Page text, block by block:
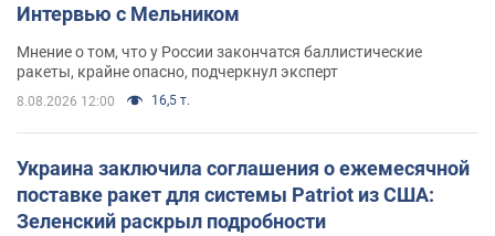
Интервью с Мельником
Мнение о том, что у России закончатся баллистические
ракеты, крайне опасно, подчеркнул эксперт
8.08.2026 12:00 16,5 т.
Украина заключила соглашения о ежемесячной
поставке ракет для системы Patriot из США:
Зеленский раскрыл подробности